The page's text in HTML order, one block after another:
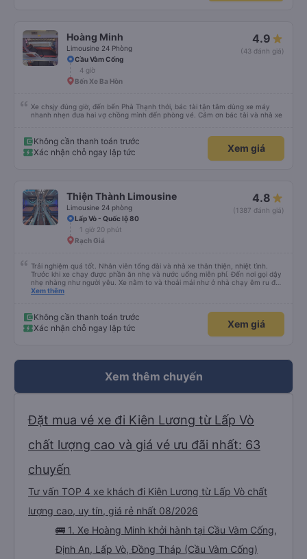
Hoàng Minh
Limousine 24 Phòng
4.9
(43 đánh giá)
Cầu Vàm Cống
4 giờ
Bến Xe Ba Hòn
Xe chsjy đúng giờ, đến bến Phà Thạnh thới, bác tài tận tâm dùng xe máy
nhanh nhẹn đưa hai vợ chồng mình đến phòng vé. Cảm ơn bác tài và nhà xe
Không cần thanh toán trước
Xác nhận chỗ ngay lập tức
Xem giá
Thiện Thành Limousine
Limousine 24 phòng
4.8
(1387 đánh giá)
Lấp Vò - Quốc lộ 80
1 giờ 20 phút
Rạch Giá
Trải nghiệm quá tốt. Nhân viên tổng đài và nhà xe thân thiện, nhiệt tình.
Trước khi xe chạy được phần ăn nhẹ và nước uống miễn phí. Đến nơi gọi dậy
nhẹ nhàng như người yêu. Xe nằm to và thoải mái như ở nhà chạy êm ru đến
nơi lúc nào không hay luôn. I had very good experience with this bus
woke us up as they were waking up up their lovers. If you are foreigners and
planning to take this bus, please don’t hesitate as the seats are big and
comfortable enough for you to sleep on.
Xem thêm
Không cần thanh toán trước
Xác nhận chỗ ngay lập tức
Xem giá
Xem thêm chuyến
Đặt mua vé xe đi Kiên Lương từ Lấp Vò
chất lượng cao và giá vé ưu đãi nhất: 63
chuyến
Tư vấn TOP 4 xe khách đi Kiên Lương từ Lấp Vò chất
lượng cao, uy tín, giá rẻ nhất 08/2026
🚌 1. Xe Hoàng Minh khởi hành tại Cầu Vàm Cống,
Định An, Lấp Vò, Đồng Tháp (Cầu Vàm Cống)